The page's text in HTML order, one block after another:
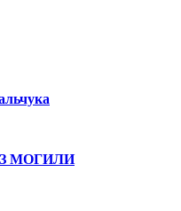
МОГИЛИ